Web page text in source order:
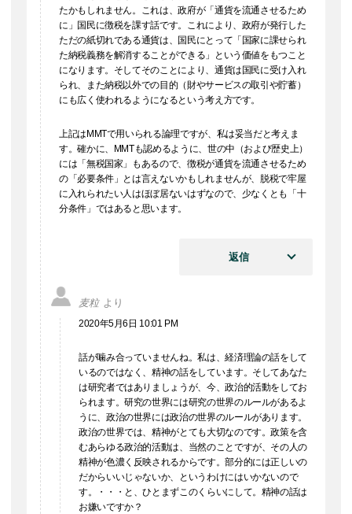
たかもしれません。これは、政府が「通貨を流通させるため
に」国民に徴税を課す話です。これにより、政府が発行した
ただの紙切れである通貨は、国民にとって「国家に課せられ
た納税義務を解消することができる」という価値をもつこと
になります。そしてそのことにより、通貨は国民に受け入れ
られ、また納税以外での目的（財やサービスの取引や貯蓄）
にも広く使われるようになるという考え方です。
上記はMMTで用いられる論理ですが、私は妥当だと考えま
す。確かに、MMTも認めるように、世の中（および歴史上）
には「無税国家」もあるので、徴税が通貨を流通させるため
の「必要条件」とは言えないかもしれませんが、脱税で牢屋
に入れられたい人はほぼ居ないはずなので、少なくとも「十
分条件」ではあると思います。
返信
麦粒 より
2020年5月6日 10:01 PM
話が噛み合っていませんね。私は、経済理論の話をして
いるのではなく、精神の話をしています。そしてあなた
は研究者ではありましょうが、今、政治的活動をしてお
られます。研究の世界には研究の世界のルールがあるよ
うに、政治の世界には政治の世界のルールがあります。
政治の世界では、精神がとても大切なのです。政策を含
むあらゆる政治的活動は、当然のことですが、その人の
精神が色濃く反映されるからです。部分的には正しいの
だからいいじゃないか、というわけにはいかないので
す。・・・と、ひとまずこのくらいにして。精神の話は
お嫌いですか？